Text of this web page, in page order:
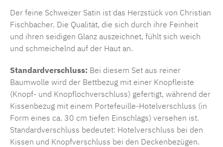
Der feine Schweizer Satin ist das Herzstück von Christian
Fischbacher. Die Qualität, die sich durch ihre Feinheit
und ihren seidigen Glanz auszeichnet, fühlt sich weich
und schmeichelnd auf der Haut an.
Standardverschluss: Bei diesem Set aus reiner
Baumwolle wird der Bettbezug mit einer Knopfleiste
(Knopf- und Knopflochverschluss) gefertigt, während der
Kissenbezug mit einem Portefeuille-Hotelverschluss (in
Form eines ca. 30 cm tiefen Einschlags) versehen ist.
Standardverschluss bedeutet: Hotelverschluss bei den
Kissen und Knopfverschluss bei den Deckenbezügen.